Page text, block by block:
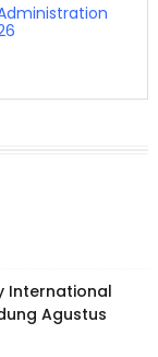
International
Agustus